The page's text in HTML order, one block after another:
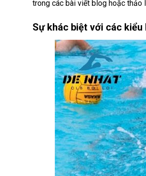
trong các bài viết blog hoặc thảo
Sự khác biệt với các